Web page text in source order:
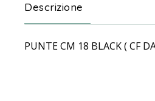
Descrizione
PUNTE CM 18 BLACK ( CF